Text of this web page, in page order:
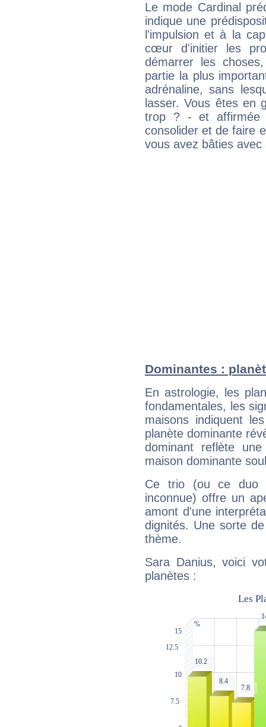
Le mode Cardinal
indique une
l'impulsion et à la
cœur d'initier les
démarrer les
partie la plus
adrénaline, sans
lasser. Vous êtes en
trop ? - et affirmée
consolider et de faire
vous avez bâties avec
Dominantes :
En astrologie, les
fondamentales, les
maisons indiquent
planète dominante
dominant reflète
maison dominante
Ce trio (ou ce duo
inconnue) offre un
amont d'une
dignités. Une sorte
thème.
Sara Danius, voici
planètes :